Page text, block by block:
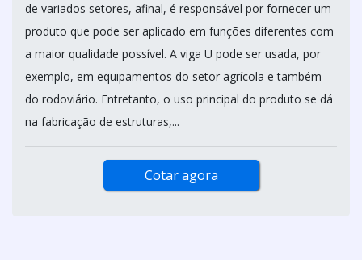
de variados setores, afinal, é responsável por fornecer um
produto que pode ser aplicado em funções diferentes com
a maior qualidade possível. A viga U pode ser usada, por
exemplo, em equipamentos do setor agrícola e também
do rodoviário. Entretanto, o uso principal do produto se dá
na fabricação de estruturas,...
Cotar agora